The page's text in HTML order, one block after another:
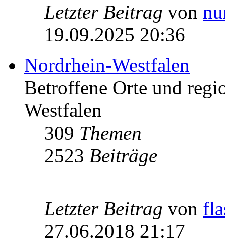
Letzter Beitrag von
19.09.2025 20:36
Nordrhein-Westfalen
Betroffene Orte und
Westfalen
309 Themen
2523 Beiträge
Letzter Beitrag von
27.06.2018 21:17